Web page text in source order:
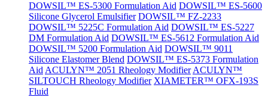
DOWSIL™ ES-5300 Formulation Aid DOWSIL™ ES-5600
Silicone Glycerol Emulsifier DOWSIL™ FZ-2233
DOWSIL™ 5225C Formulation Aid DOWSIL™ ES-5227
DM Formulation Aid DOWSIL™ ES-5612 Formulation Aid
DOWSIL™ 5200 Formulation Aid DOWSIL™ 9011
Silicone Elastomer Blend DOWSIL™ ES-5373 Formulation
Aid ACULYN™ 2051 Rheology Modifier ACULYN™
SILTOUCH Rheology Modifier XIAMETER™ OFX-193S
Fluid